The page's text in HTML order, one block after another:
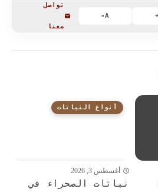
A-
تواصل
معنا
أنواع النباتات
أغسطس 3, 2026
نباتات الصحراء في